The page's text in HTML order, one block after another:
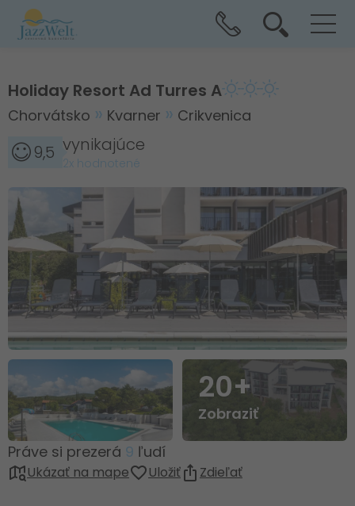
Holiday Resort Ad Turres A
Chorvátsko Kvarner Crikvenica
9,5 vynikajúce
2x hodnotené
20+
Zobraziť
Práve si prezerá 9 ľudí
Ukázať na mape Uložiť Zdieľať